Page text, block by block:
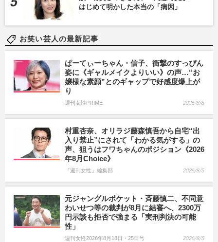
はじめて明かした本当の「病因」
お笑い芸人の最新記事
ぱーてぃーちゃん・信子、衝撃のすっぴん
姿に《ギャルメイクよりいい》の声…“お
嬢様な素顔”とのギャップで好感度爆上が
り
週刊女性PRIME 2026/8/6
村重杏奈、オリラジ藤森慎吾から自宅“出
入り禁止”にされて「わかる気がする」の
声、狙うはフワちゃんのポジション《2026
年8月Choice》
『週刊女性』編集部 2026/8/5
元ジャングルポケット・斉藤慎二、不同意
わいせつ等の裁判が8月に結審へ、2300万
円示談も拒否で強まる「実刑判決の可能
性」
週刊女性2026年8月18日・25日号 2026/8/5